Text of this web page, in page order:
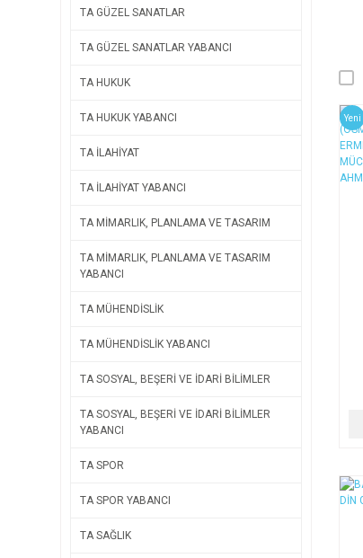
TA GÜZEL SANATLAR
TA GÜZEL SANATLAR YABANCI
TA HUKUK
TA HUKUK YABANCI
TA İLAHİYAT
TA İLAHİYAT YABANCI
TA MİMARLIK, PLANLAMA VE TASARIM
TA MİMARLIK, PLANLAMA VE TASARIM
YABANCI
TA MÜHENDİSLİK
TA MÜHENDİSLİK YABANCI
TA SOSYAL, BEŞERİ VE İDARİ BİLİMLER
TA SOSYAL, BEŞERİ VE İDARİ BİLİMLER
YABANCI
TA SPOR
TA SPOR YABANCI
TA SAĞLIK
Yeni